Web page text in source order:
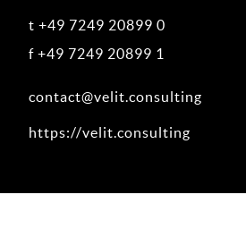
t +49 7249 20899 0
f +49 7249 20899 1
contact@velit.consulting
https://velit.consulting